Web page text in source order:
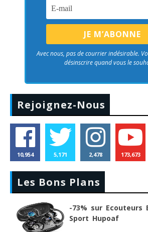
Avec nous, pas de courrier indésirable.
désinscrire quand vous le
Rejoignez-Nous
10,954 5,171 2,478 173,673
Les Bons Plans
-73% sur Ecouteurs
Sport Hupoaf